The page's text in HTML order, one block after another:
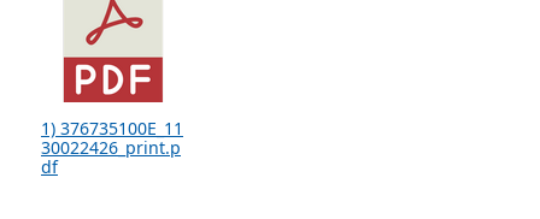
1) 376735100E_11
30022426_print.p
df